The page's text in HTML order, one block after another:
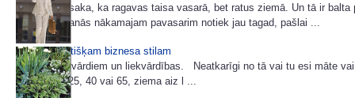
Veci ļaudis saka, ka ragavas taisa vasarā, bet ratus ziemā. Un tā ir balta
Arī gatavošanās nākamajam pavasarim notiek jau tagad, pašlai ...
85 idejas lietišķam biznesa stilam
Šoreiz bez vārdiem un liekvārdības. Neatkarīgi no tā vai tu esi māte
tev šobrīd 25, 40 vai 65, ziema aiz l ...